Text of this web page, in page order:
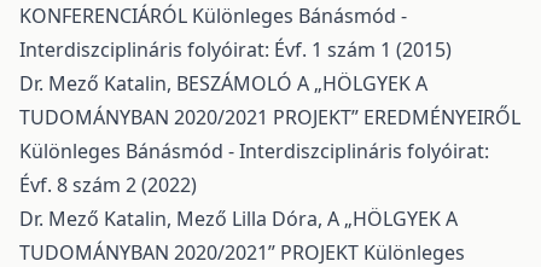
KONFERENCIÁRÓL Különleges Bánásmód -
Interdiszciplináris folyóirat: Évf. 1 szám 1 (2015)
Dr. Mező Katalin, BESZÁMOLÓ A „HÖLGYEK A
TUDOMÁNYBAN 2020/2021 PROJEKT” EREDMÉNYEIRŐL
Különleges Bánásmód - Interdiszciplináris folyóirat:
Évf. 8 szám 2 (2022)
Dr. Mező Katalin, Mező Lilla Dóra, A „HÖLGYEK A
TUDOMÁNYBAN 2020/2021” PROJEKT Különleges